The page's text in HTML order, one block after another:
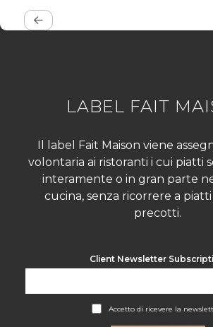
LABEL FAIT
Il label Fait Maison viene
volontaria ai ristoranti i cui piatti
interamente o in gran parte
cucina, senza ricorrere a
precotti.
Client Newsletter
Accetto di ricevere la